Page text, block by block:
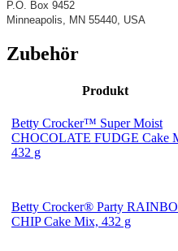
P.O. Box 9452
Minneapolis, MN 55440, USA
Zubehör
Produkt
Betty Crocker™ Super Moist
CHOCOLATE FUDGE Cake
432 g
Betty Crocker® Party
CHIP Cake Mix, 432 g